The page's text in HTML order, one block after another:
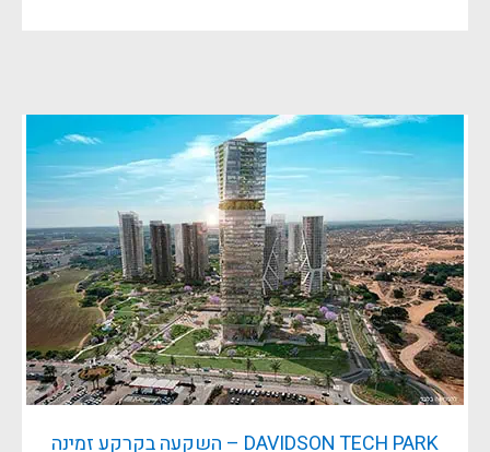
DAVIDSON TECH PARK – השקעה בקרקע זמינה